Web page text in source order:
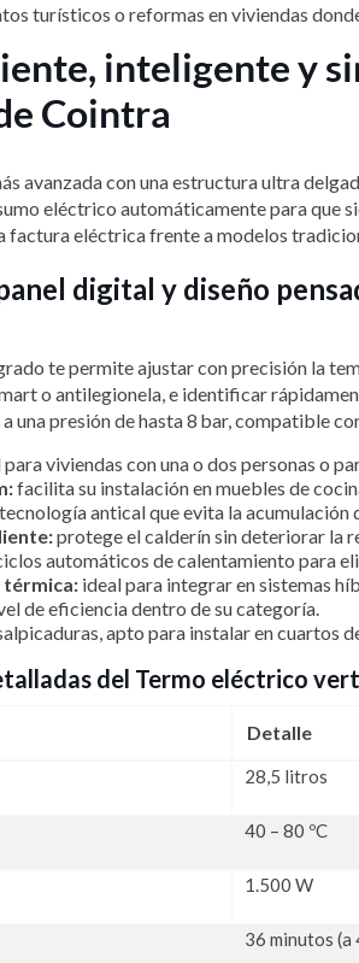
turísticos o reformas en viviendas
inteligente y
Cointra
avanzada con una estructura ultra
eléctrico automáticamente para que
factura eléctrica frente a modelos
digital y diseño
te permite ajustar con precisión la
o antilegionela, e identificar
una presión de hasta 8 bar, compatible
para viviendas con una o dos personas o
facilita su instalación en muebles de
antical que evita la
protege el calderín sin deteriorar la
automáticos de calentamiento para
térmica: ideal para integrar en sistemas
de eficiencia dentro de su categoría.
apto para instalar en cuartos
del Termo eléctrico
Detalle
28,5 litros
40 – 80 ºC
1.500 W
36 minutos (a